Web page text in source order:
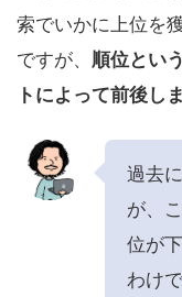
索でいかに上位を
ですが、 順位とい
トによって前後しま
過去
が、
位が
わけで